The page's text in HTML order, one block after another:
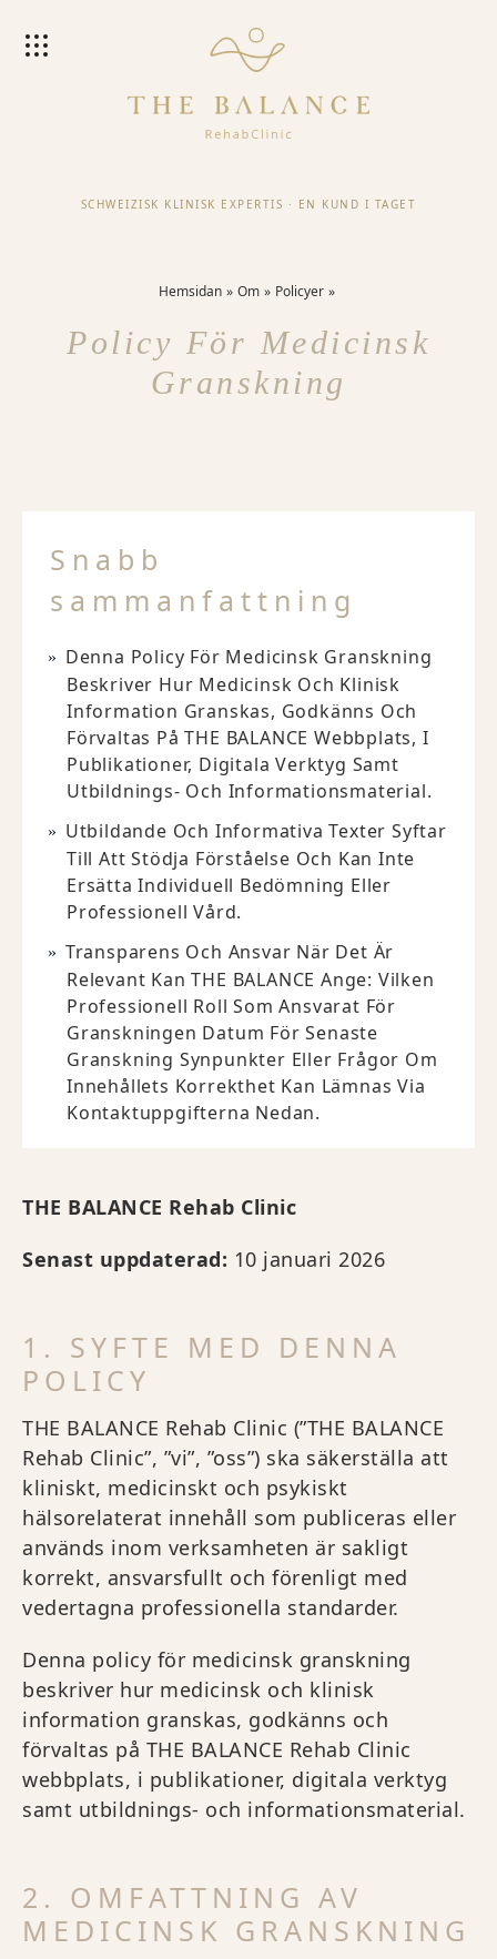
SCHWEIZISK KLINISK EXPERTIS · EN KUND I TAGET
Hemsidan Om Policyer
Policy För Medicinsk
Granskning
Snabb
sammanfattning
Denna Policy För Medicinsk Granskning
Beskriver Hur Medicinsk Och Klinisk
Information Granskas, Godkänns Och
Förvaltas På THE BALANCE Webbplats, I
Publikationer, Digitala Verktyg Samt
Utbildnings- Och Informationsmaterial.
Utbildande Och Informativa Texter Syftar
Till Att Stödja Förståelse Och Kan Inte
Ersätta Individuell Bedömning Eller
Professionell Vård.
Transparens Och Ansvar När Det Är
Relevant Kan THE BALANCE Ange: Vilken
Professionell Roll Som Ansvarat För
Granskningen Datum För Senaste
Granskning Synpunkter Eller Frågor Om
Innehållets Korrekthet Kan Lämnas Via
Kontaktuppgifterna Nedan.
THE BALANCE Rehab Clinic
Senast uppdaterad: 10 januari 2026
1. SYFTE MED DENNA
POLICY
THE BALANCE Rehab Clinic (”THE BALANCE
Rehab Clinic”, ”vi”, ”oss”) ska säkerställa att
kliniskt, medicinskt och psykiskt
hälsorelaterat innehåll som publiceras eller
används inom verksamheten är sakligt
korrekt, ansvarsfullt och förenligt med
vedertagna professionella standarder.
Denna policy för medicinsk granskning
beskriver hur medicinsk och klinisk
information granskas, godkänns och
förvaltas på THE BALANCE Rehab Clinic
webbplats, i publikationer, digitala verktyg
samt utbildnings- och informationsmaterial.
2. OMFATTNING AV
MEDICINSK GRANSKNING